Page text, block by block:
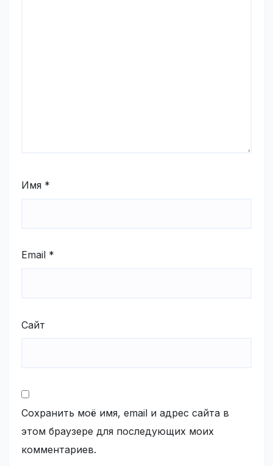
Имя *
Email *
Сайт
Сохранить моё имя, email и адрес сайта в
этом браузере для последующих моих
комментариев.